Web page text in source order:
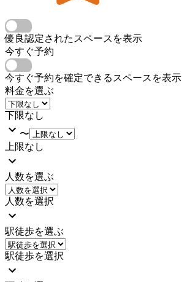
優良認定されたスペースを表示
今すぐ予約
今すぐ予約を確定できるスペースを表示
料金を選ぶ
下限なし
〜
上限なし
人数を選ぶ
人数を選択
駅徒歩を選ぶ
駅徒歩を選択